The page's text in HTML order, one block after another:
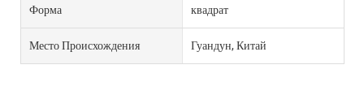
Форма квадрат
Место Происхождения Гуандун, Китай